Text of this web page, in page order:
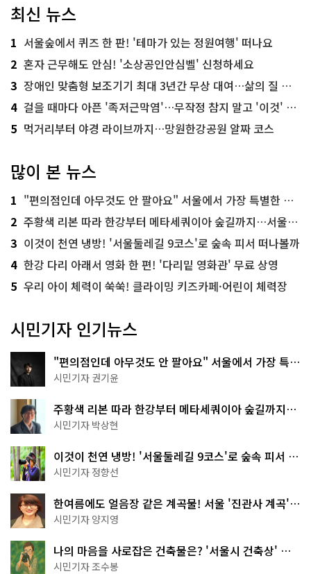
최신 뉴스
1 서울숲에서 퀴즈 한 판! '테마가 있는 정원여행' 떠나요
2 혼자 근무해도 안심! '소상공인안심벨' 신청하세요
3 장애인 맞춤형 보조기기 최대 3년간 무상 대여…삶의 질 높인다
4 걸을 때마다 아픈 '족저근막염'…무작정 참지 말고 '이것' 해보세요!
5 먹거리부터 야경 라이브까지…망원한강공원 알짜 코스
많이 본 뉴스
1 "편의점인데 아무것도 안 팔아요" 서울에서 가장 특별한 편의점의 정체
2 주황색 리본 따라 한강부터 메타세쿼이아 숲길까지…서울둘레길 15코스
3 이것이 천연 냉방! '서울둘레길 9코스'로 숲속 피서 떠나볼까
4 한강 다리 아래서 영화 한 편! '다리밑 영화관' 무료 상영
5 우리 아이 체력이 쑥쑥! 클라이밍 키즈카페·어린이 체력장
시민기자 인기뉴스
"편의점인데 아무것도 안 팔아요" 서울에서 가장 특별
한 편의점의 정체
시민기자 권기윤
주황색 리본 따라 한강부터 메타세쿼이아 숲길까지…
서울둘레길 15코스
시민기자 박상현
이것이 천연 냉방! '서울둘레길 9코스'로 숲속 피서 떠
나볼까
시민기자 정향선
한여름에도 얼음장 같은 계곡물! 서울 '진관사 계곡'이
천국이네~
시민기자 양지영
나의 마음을 사로잡은 건축물은? '서울시 건축상' 수
상작 공개!
시민기자 조수봉